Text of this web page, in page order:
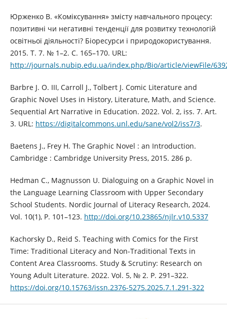
Юрженко В. «Коміксування» змісту навчального процесу:
позитивні чи негативні тенденції для розвитку технологій
освітньої діяльності? Біоресурси і природокористування.
2015. Т. 7. № 1–2. С. 165–170. URL:
http://journals.nubip.edu.ua/index.php/Bio/article/viewFile/
Barbre J. O. III, Carroll J., Tolbert J. Comic Literature and
Graphic Novel Uses in History, Literature, Math, and Science.
Sequential Art Narrative in Education. 2022. Vol. 2, iss. 7. Art.
3. URL: https://digitalcommons.unl.edu/sane/vol2/iss7/3.
Baetens J., Frey H. The Graphic Novel : an Introduction.
Cambridge : Cambridge University Press, 2015. 286 p.
Hedman C., Magnusson U. Dialoguing on a Graphic Novel in
the Language Learning Classroom with Upper Secondary
School Students. Nordic Journal of Literacy Research, 2024.
Vol. 10(1), Р. 101–123. http://doi.org/10.23865/njlr.v10.5337
Kachorsky D., Reid S. Teaching with Comics for the First
Time: Traditional Literacy and Non-Traditional Texts in
Content Area Classrooms. Study & Scrutiny: Research on
Young Adult Literature. 2022. Vol. 5, № 2. P. 291–322.
https://doi.org/10.15763/issn.2376-5275.2025.7.1.291-322